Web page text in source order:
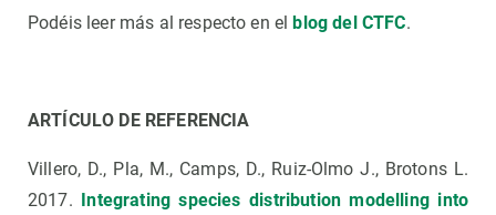
Podéis leer más al respecto en elblog del CTFC.
ARTÍCULO DE REFERENCIA
Villero, D., Pla, M., Camps, D., Ruiz-Olmo J., Brotons L.
2017. Integrating species distribution modelling into